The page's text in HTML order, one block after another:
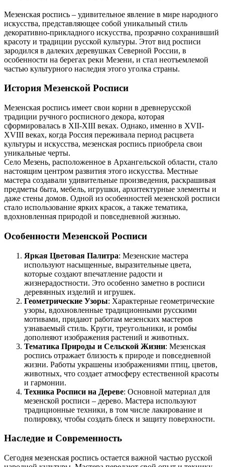
Мезенская роспись – удивительное явление в мире народного
искусства, представляющее собой уникальный стиль
декоративно-прикладного искусства, прозрачно сохранивший
красоту и традиции русской культуры. Этот вид росписи
зародился в далеких деревушках Северной России, в
особенности на берегах реки Мезени, и стал неотъемлемой
частью культурного наследия этого уголка страны.
История Мезенской Росписи
Мезенская роспись имеет свои корни в древнерусской
традиции ручного росписного декора, которая
сформировалась в XII-XIII веках. Однако, именно в XVII-
XVIII веках, когда Россия переживала период расцвета
культуры и искусства, мезенская роспись приобрела свои
уникальные черты.
Село Мезень, расположенное в Архангельской области, стало
настоящим центром развития этого искусства. Местные
мастера создавали удивительные произведения, раскрашивая
предметы быта, мебель, игрушки, архитектурные элементы и
даже стены домов. Одной из особенностей мезенской росписи
стало использование ярких красок, а также тематика,
вдохновленная природой и повседневной жизнью.
Особенности Мезенской Росписи
Яркая Цветовая Палитра: Мезенские мастера
используют насыщенные, выразительные цвета,
которые создают впечатление радости и
жизнерадостности. Это особенно заметно в росписи
деревянных изделий и игрушек.
Геометрические Узоры: Характерные геометрические
узоры, вдохновленные традиционными русскими
мотивами, придают работам мезенских мастеров
узнаваемый стиль. Круги, треугольники, и ромбы
дополняют изображения растений и животных.
Тематика Природы и Сельской Жизни: Мезенская
роспись отражает близость к природе и повседневной
жизни. Работы украшены изображениями птиц, цветов,
животных, что создает атмосферу естественной красоты
и гармонии.
Техника Росписи на Дереве: Основной материал для
мезенской росписи – дерево. Мастера используют
традиционные техники, в том числе лакирование и
полировку, чтобы создать блеск и защиту поверхности.
Наследие и Современность
Сегодня мезенская роспись остается важной частью русской